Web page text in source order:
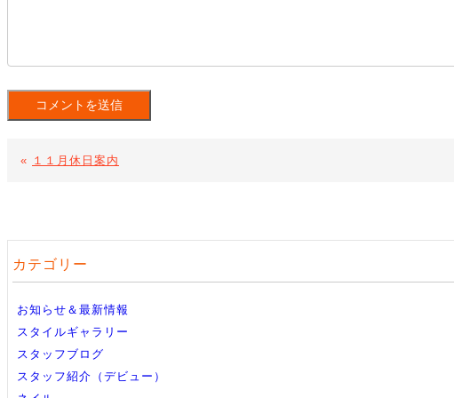
« １１月休日案内
カテゴリー
お知らせ＆最新情報
スタイルギャラリー
スタッフブログ
スタッフ紹介（デビュー）